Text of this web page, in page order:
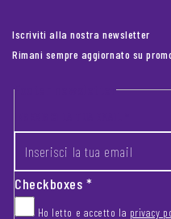
Iscriviti alla nostra newsletter
Rimani sempre aggiornato su
Footer newsletter
Checkboxes*
Ho letto e accetto la privacy